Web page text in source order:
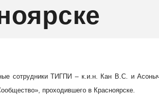
сотрудники ТИГПИ – к.и.н. Кан В.С. и
проходившего в Красноярске.